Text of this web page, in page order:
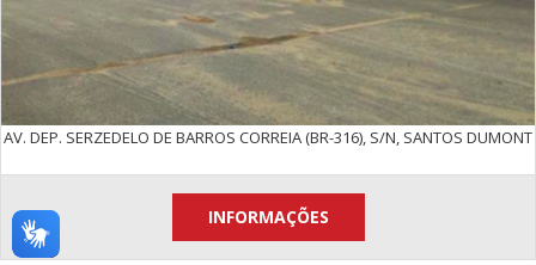
AV. DEP. SERZEDELO DE BARROS CORREIA (BR-316), S/N, SANTOS DUMONT
INFORMAÇÕES